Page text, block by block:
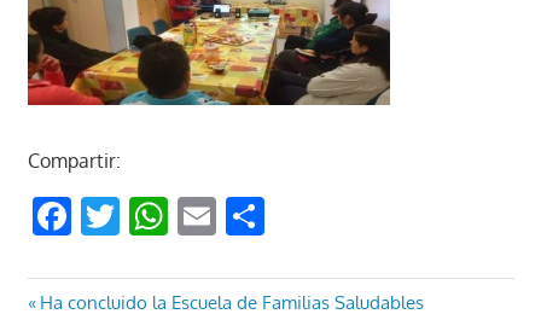
Compartir:
Facebook
Twitter
WhatsApp
EmailCompartir
Entrada
Ha concluido la Escuela de Familias Saludables